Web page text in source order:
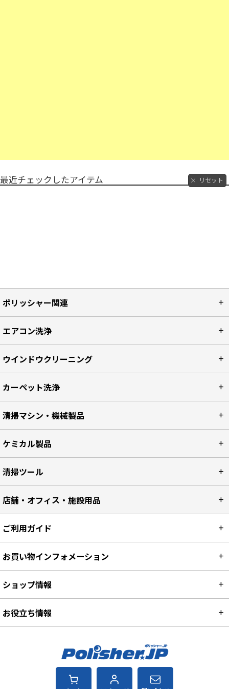
最近チェックしたアイテム リセット
ポリッシャー関連
エアコン洗浄
ウインドウクリーニング
カーペット洗浄
清掃マシン・機械製品
ケミカル製品
清掃ツール
店舗・オフィス・施設用品
ご利用ガイド
お買い物インフォメーション
ショップ情報
お役立ち情報